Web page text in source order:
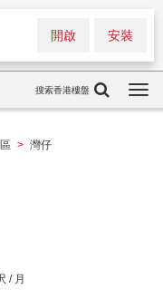
安裝
開啟
搜索香港樓盤
> 灣仔
/ 月